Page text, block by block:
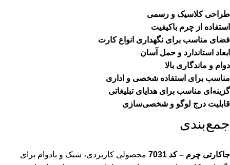
طراحی کلاسیک و رسمی
استفاده از چرم باکیفیت
فضای مناسب برای نگهداری انواع کارت
ابعاد استاندارد و حمل آسان
دوام و ماندگاری بالا
مناسب برای استفاده شخصی و اداری
گزینه‌ای مناسب برای هدایای تبلیغاتی
قابلیت درج لوگو و شخصی‌سازی
جمع‌بندی
جاکارتی چرم – کد 7031
محصولی کاربردی، شیک و بادوام برای